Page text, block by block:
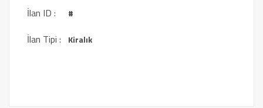
İlan ID :
İlan Tipi :
#
Kiralık